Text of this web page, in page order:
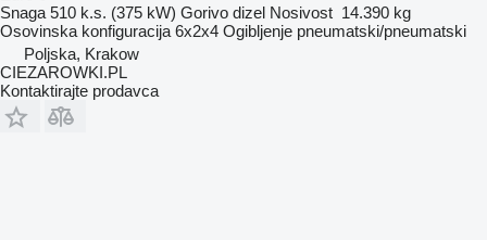
Snaga 510 k.s. (375 kW) Gorivo dizel Nosivost 14.390 kg
Osovinska konfiguracija 6x2x4 Ogibljenje pneumatski/pneumatski
Poljska, Krakow
CIEZAROWKI.PL
Kontaktirajte prodavca